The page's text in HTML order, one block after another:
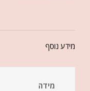
מידע נוסף
מידה